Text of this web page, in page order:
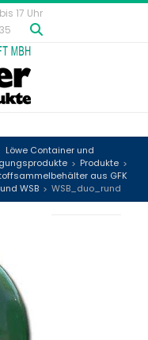
17 Uhr
Löwe Container und
> Produkte >
aus GFK
WSB > WSB_duo_rund